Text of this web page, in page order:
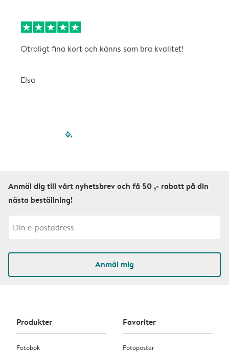
Otroligt fina kort och känns som bra kvalitet!
Elsa
filled-pagination
Anmäl dig till vårt nyhetsbrev och få 50 ,- rabatt på din
nästa beställning!
Anmäl mig
Produkter
Fotobok
Favoriter
Fotoposter